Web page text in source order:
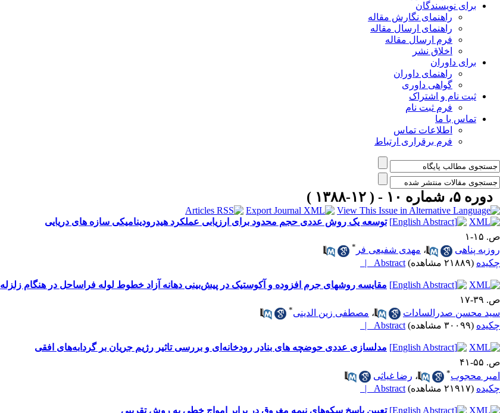
برای نویسندگان
راهنمای نگارش مقاله
راهنمای ارسال مقاله
فرم ارسال مقاله
اخلاق نشر
برای داوران
راهنمای داوران
گواهی داوری
ثبت نام و اشتراک
فرم ثبت نام
تماس با ما
اطلاعات تماس
فرم برقراری ارتباط
دوره ۵، شماره ۱۰ - ( ۱۲-۱۳۸۸ )
توسعه یک روش عددی حجم محدود برای ارزیابی عملکرد هیدرودینامیکی سازه های دریایی
ص. ۱۵-۱
روزبه پناهی
، مهدی شفیعی فر *
چکیده (۲۱۸۸۹ مشاهده) Abstract |
مقایسه روشهای جرم افزوده و آکوستیک در پیش‌بینی دهانه آزاد خطوط لوله فراساحل در هنگام زلزله
ص. ۳۹-۱۷
سید محسن صدرالسادات
، مصطفی زین الدینی*
چکیده (۳۰۰۹۹ مشاهده) Abstract |
مدلسازی عددی حوضچه های بنادر رودخانه‌ای و بررسی تاثیر رژیم جریان بر گردابه‌های افقی
ص. ۵۵-۴۱
امیر محجوب* ، رضا غیاثی
چکیده (۲۱۹۱۷ مشاهده) Abstract |
تعیین پاسخ سکوهای نیمه مغروق در برابر امواج خطی به روش تقریبی